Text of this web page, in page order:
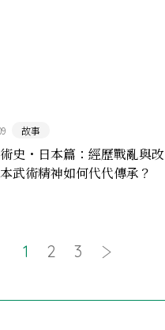
故事
史・日本篇：經歷戰亂與改
武術精神如何代代傳承？
1 2 3